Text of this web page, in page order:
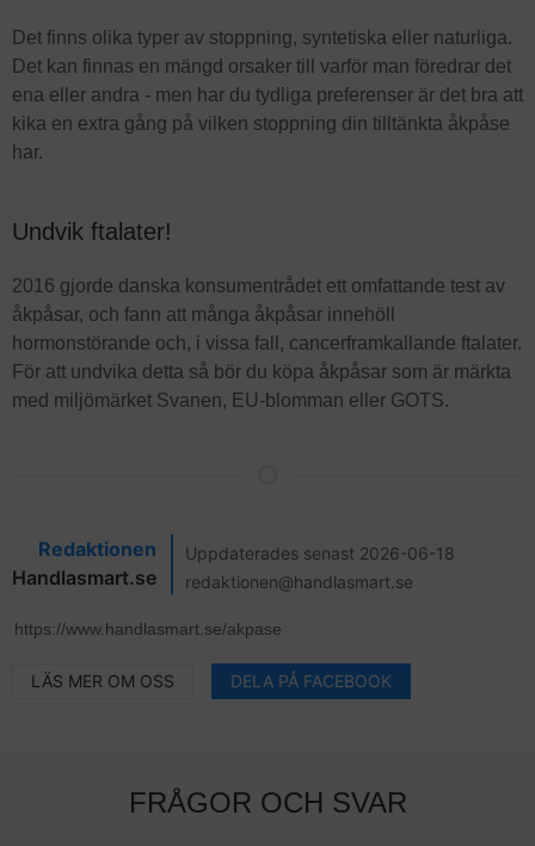
Det finns olika typer av stoppning, syntetiska eller naturliga.
Det kan finnas en mängd orsaker till varför man föredrar det
ena eller andra - men har du tydliga preferenser är det bra att
kika en extra gång på vilken stoppning din tilltänkta åkpåse
har.
Undvik ftalater!
2016 gjorde danska konsumentrådet ett omfattande test av
åkpåsar, och fann att många åkpåsar innehöll
hormonstörande och, i vissa fall, cancerframkallande ftalater.
För att undvika detta så bör du köpa åkpåsar som är märkta
med miljömärket Svanen, EU-blomman eller GOTS.
Redaktionen
Handlasmart.se
Uppdaterades senast 2026-06-18
redaktionen@handlasmart.se
LÄS MER OM OSS DELA PÅ FACEBOOK
FRÅGOR OCH SVAR